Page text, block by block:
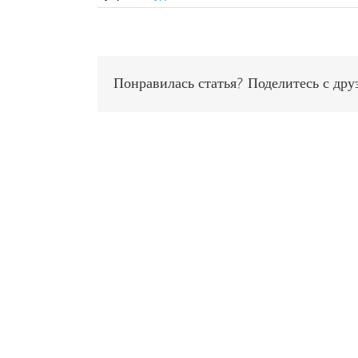
Понравилась статья? Поделитесь с